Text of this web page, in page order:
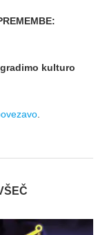
gradimo kulturo